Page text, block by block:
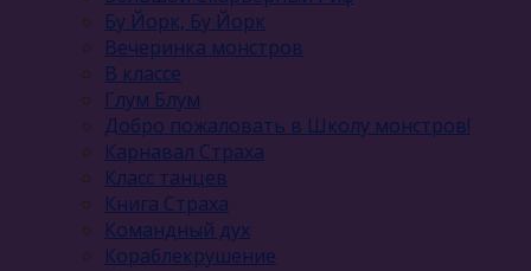
Бу Йорк, Бу Йорк
Вечеринка монстров
В классе
Глум Блум
Добро пожаловать в Школу монстров!
Карнавал Cтраха
Класс танцев
Книга Страха
Командный дух
Кораблекрушение